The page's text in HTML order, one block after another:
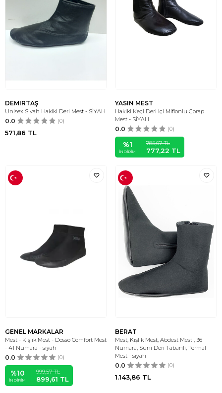
DEMIRTAŞ
Unisex Siyah Hakiki Deri Mest - SİYAH
0.0 (0)
571,86 TL
YASIN MEST
Hakiki Keçi Deri Içi Miflonlu Çorap
Mest - SİYAH
0.0 (0)
%1
İNDIRIM
785,07TL
777,22 TL
GENEL MARKALAR
Mest - Kışlık Mest - Dosso Comfort Mest
- 41 Numara - siyah
0.0 (0)
%10
İNDIRIM
999,57TL
899,61 TL
BERAT
Mest, Kışlık Mest, Abdest Mesti, 36
Numara, Suni Deri Tabanlı, Termal
Mest - siyah
0.0 (0)
1.143,86 TL